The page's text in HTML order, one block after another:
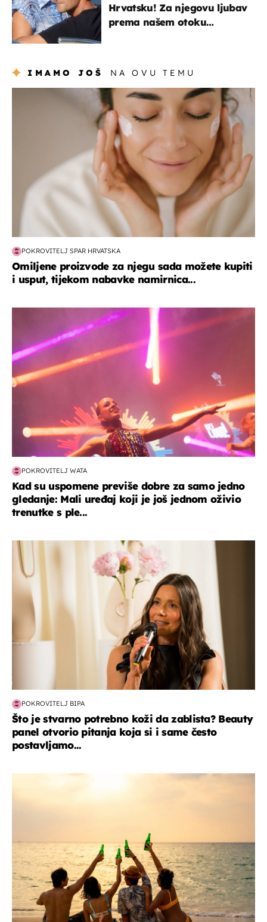
Hrvatsku! Za njegovu ljubav
prema našem otoku
IMAMO JOŠ NA OVU TEMU
moda & ljepota
POKROVITELJ SPAR HRVATSKA
Omiljene proizvode za njegu sada možete kupiti
i usput, tijekom nabavke namirnica...
POKROVITELJ WATA
Kad su uspomene previše dobre za samo jedno
gledanje: Mali uređaj koji je još jednom oživio
trenutke s ple...
moda & ljepota
POKROVITELJ BIPA
Što je stvarno potrebno koži da zablista? Beauty
panel otvorio pitanja koja si i same često
postavljamo...